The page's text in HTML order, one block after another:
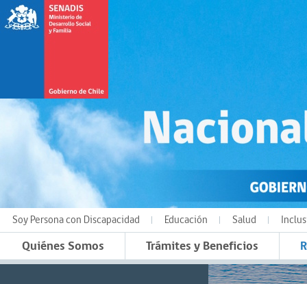
Soy Persona con Discapacidad Educación Salud
Quiénes Somos Trámites y Beneficios